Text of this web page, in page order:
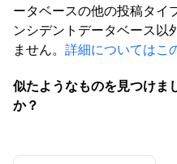
ータベースの他の投稿タイ
ンシデントデータベース以
ません。 詳細についてはこ
似たようなものを見つけま
か？